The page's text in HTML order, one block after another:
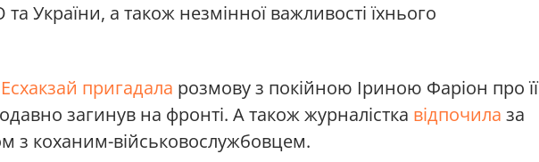
України, а також незмінної важливості їхнього
пригадала розмову з покійною Іриною Фаріон про її
загинув на фронті. А також журналістка відпочила за
з коханим-військовослужбовцем.